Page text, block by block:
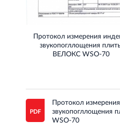
Протокол измерения
звукопогллощения
ВЕЛОКС WSO-70
Протокол
звукопогллощения
WSO-70